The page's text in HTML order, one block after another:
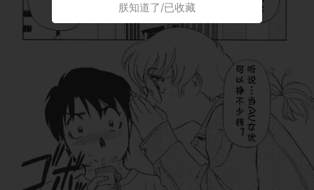
朕知道了/已收藏